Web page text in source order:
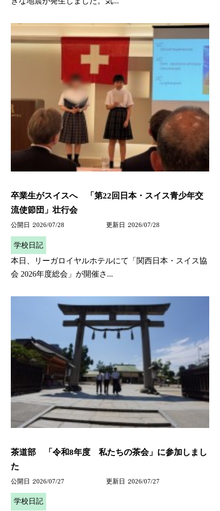
卒業生がスイスへ 「第22回日本・スイス青少年交
流使節団」壮行会
公開日 2026/07/28 更新日 2026/07/28
学校日記
本日、リーガロイヤルホテルにて「関西日本・スイス協
会 2026年度総会」が開催さ...
茶道部 「令和8年度 私たちの茶会」に参加しまし
た
公開日 2026/07/27 更新日 2026/07/27
学校日記